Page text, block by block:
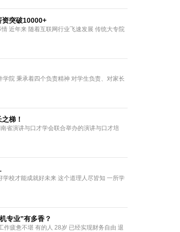
资突破10000+
近年来 随着互联网行业飞速发展 传统大专院
院 秉承着四个负责精神 对学生负责、对家长
梯！
省演讲与口才学会联合举办的演讲与口才培
校才能成就好未来 这个道理人尽皆知 一所学
专业”有多香？
疲惫不堪 有的人 28岁 已经实现财务自由 退